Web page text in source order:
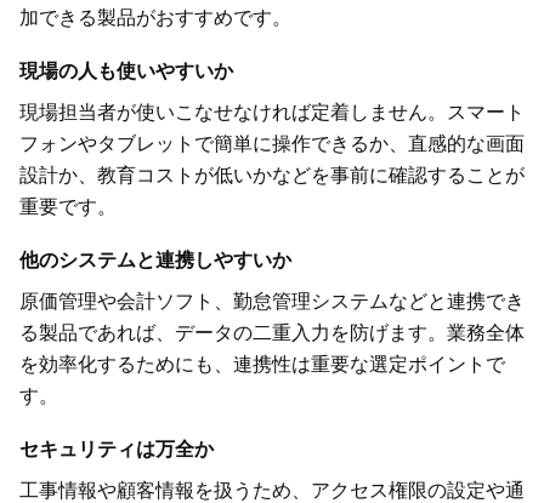
加できる製品がおすすめです。
現場の人も使いやすいか
現場担当者が使いこなせなければ定着しません。スマート
フォンやタブレットで簡単に操作できるか、直感的な画面
設計か、教育コストが低いかなどを事前に確認することが
重要です。
他のシステムと連携しやすいか
原価管理や会計ソフト、勤怠管理システムなどと連携でき
る製品であれば、データの二重入力を防げます。業務全体
を効率化するためにも、連携性は重要な選定ポイントで
す。
セキュリティは万全か
工事情報や顧客情報を扱うため、アクセス権限の設定や通